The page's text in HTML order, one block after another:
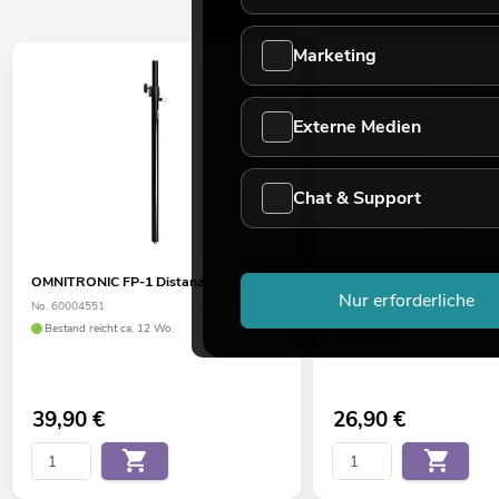
OMNITRONIC FP-1 Distanzstange
No. 60004551
Bestand reicht ca. 12 Wo.
39,90€
OMNITRONIC
System
26,90€
Marketing
Externe Medien
Chat & Support
Nur erforderliche